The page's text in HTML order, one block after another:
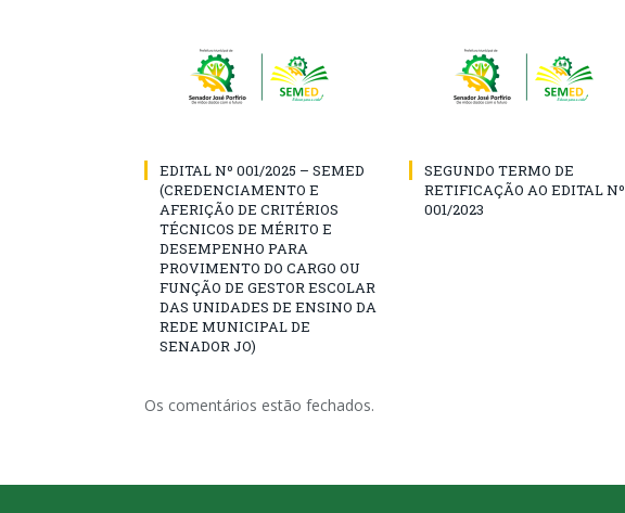
EDITAL Nº 001/2025 – SEMED
(CREDENCIAMENTO E
AFERIÇÃO DE CRITÉRIOS
TÉCNICOS DE MÉRITO E
DESEMPENHO PARA
PROVIMENTO DO CARGO OU
FUNÇÃO DE GESTOR ESCOLAR
DAS UNIDADES DE ENSINO DA
REDE MUNICIPAL DE
SENADOR JO)
SEGUNDO TERMO DE
RETIFICAÇÃO AO EDITAL Nº
001/2023
Os comentários estão fechados.